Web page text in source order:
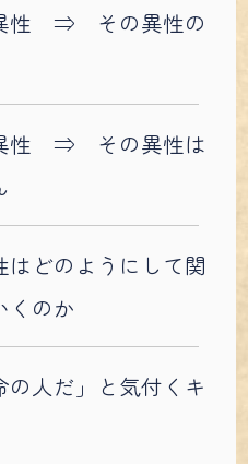
性 ⇒ その異性の
性 ⇒ その異性は
はどのようにして関
くのか
人だ」と気付くキ